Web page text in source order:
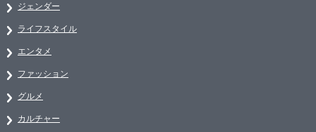
ジェンダー
ライフスタイル
エンタメ
ファッション
グルメ
カルチャー